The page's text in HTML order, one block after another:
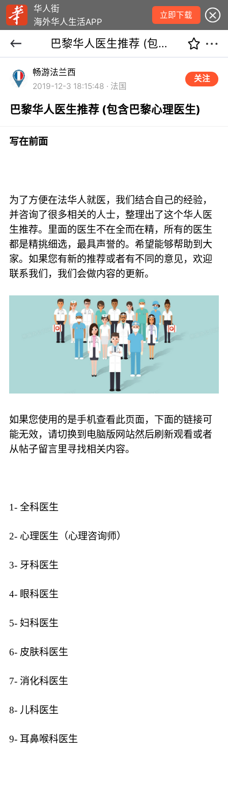
华人街
海外华人生活APP
立即下载
巴黎华人医生推荐 (包含巴黎心理医生)
畅游法兰西
2019-12-3 18:15:48 · 法国
关注
巴黎华人医生推荐 (包含巴黎心理医生)
写在前面
为了方便在法华人就医，我们结合自己的经验，
并咨询了很多相关的人士，整理出了这个华人医
生推荐。里面的医生不在全而在精，所有的医生
都是精挑细选，最具声誉的。希望能够帮助到大
家。如果您有新的推荐或者有不同的意见，欢迎
联系我们，我们会做内容的更新。
如果您使用的是手机查看此页面，下面的链接可
能无效，请切换到电脑版网站然后刷新观看或者
从帖子留言里寻找相关内容。
1- 全科医生
2- 心理医生（心理咨询师）
3- 牙科医生
4- 眼科医生
5- 妇科医生
6- 皮肤科医生
7- 消化科医生
8- 儿科医生
9- 耳鼻喉科医生